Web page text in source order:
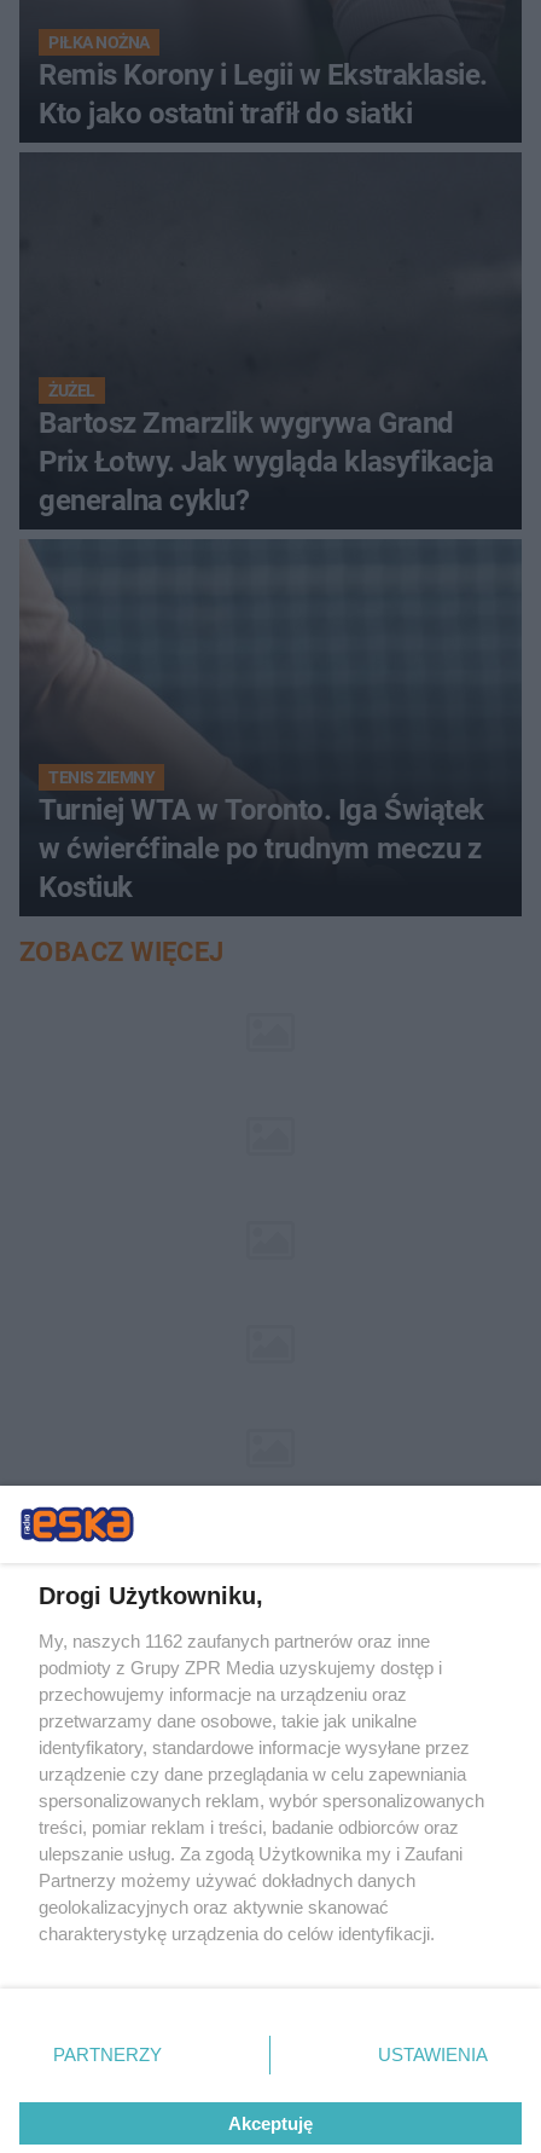
PIŁKA NOŻNA
Remis Korony i Legii w Ekstraklasie.
Kto jako ostatni trafił do siatki
ŻUŻEL
Bartosz Zmarzlik wygrywa Grand
Prix Łotwy. Jak wygląda klasyfikacja
generalna cyklu?
TENIS ZIEMNY
Turniej WTA w Toronto. Iga Świątek
w ćwierćfinale po trudnym meczu z
Kostiuk
ZOBACZ WIĘCEJ
Żaden utwór zamieszczony w serwisie nie może być powielany i
rozpowszechniany lub dalej rozpowszechniany w jakikolwiek sposób (w
tym także elektroniczny lub mechaniczny) na jakimkolwiek polu
eksploatacji w jakiejkolwiek formie, włącznie z umieszczaniem w
Internecie bez pisemnej zgody właściciela praw. Jakiekolwiek użycie lub
wykorzystanie utworów w całości lub w części z naruszeniem prawa,
tzn. bez właściwej zgody, jest zabronione pod groźbą kary i może być
ścigane prawnie.
© 2026 Grupa ZPR Media
Drogi Użytkowniku,
My, naszych 1162 zaufanych partnerów oraz inne
podmioty z Grupy ZPR Media uzyskujemy dostęp i
przechowujemy informacje na urządzeniu oraz
przetwarzamy dane osobowe, takie jak unikalne
identyfikatory, standardowe informacje wysyłane przez
urządzenie czy dane przeglądania w celu zapewniania
spersonalizowanych reklam, wybór spersonalizowanych
treści, pomiar reklam i treści, badanie odbiorców oraz
ulepszanie usług. Za zgodą Użytkownika my i Zaufani
Partnerzy możemy używać dokładnych danych
geolokalizacyjnych oraz aktywnie skanować
charakterystykę urządzenia do celów identyfikacji.
zmienić/wycofać klikając przycisk ustawień prywatności
znajdujący się w lewym dolnym rogu strony
rodzaje przetwarzania danych nie wymagają zgody
użytkownika, ale masz prawo sprzeciwić się takiemu
PARTNERZY USTAWIENIA
Akceptuję